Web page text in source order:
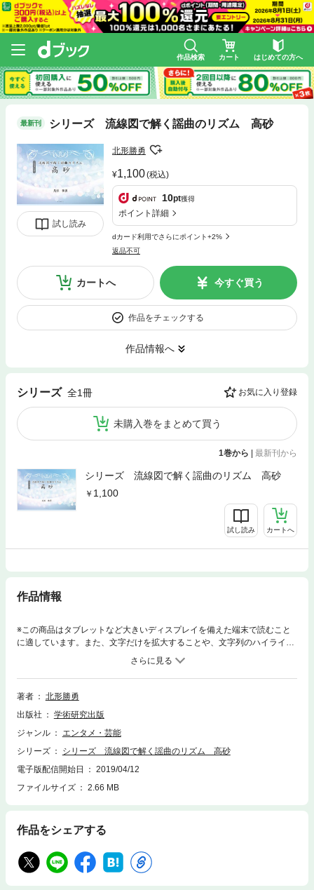
作品検索 カート はじめての方へ
最新刊 シリーズ 流線図で解く謡曲のリズム 高砂
試し読み
北形勝勇
1,100(税込)
10pt獲得
ポイント詳細
dカード利用でさらにポイント+2%
返品不可
カートへ 今すぐ買う
作品をチェックする
作品情報へ
シリーズ 全1冊 お気に入り登録
未購入巻をまとめて買う
1巻から 最新刊から
シリーズ 流線図で解く謡曲のリズム 高砂
1,100
試し読み カートへ
作品情報
※この商品はタブレットなど大きいディスプレイを備えた端末で読むこと
に適しています。また、文字だけを拡大することや、文字列のハイライ
ト、検索、辞書の参照、引用などの機能が使用できません。古典の言葉や
文化を知り、日本の言語文化への理解を深めることが大切であると叫ばれ
て来ています。謡曲を学ぶ上でも、只管に口伝の習慣に頼りきって、理屈
なしで音曲を聞いて学ぶしかない。そこに、学ぶ人と育てる人の整合性が
てる基本の課程を習得してこそ、芸道の奥義に勤しむ核体を形成すること
が出来るのです。正解のない問題について、自分で考え、答えを造り出
る。ことを身に付けよう。謡曲の論理とは、音曲の規則、言語のルールを
知ることにあります。論理力とは、主張の筋道を読み解き、自分の考えを
整合して伝える力です。観音菩薩は人々の悩みを救うに、音を観じて御手
を施される如くに、文字列の表現で音曲の交信が可能になる時代が間近く
著者
北形勝勇
出版社
学術研究出版
ジャンル
エンタメ・芸能
シリーズ
シリーズ 流線図で解く謡曲のリズム 高砂
電子版配信開始日
2019/04/12
ファイルサイズ
2.66 MB
作品をシェアする